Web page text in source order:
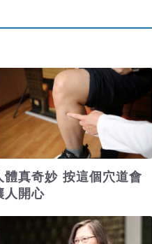
體真奇妙 按這個穴道會
人開心